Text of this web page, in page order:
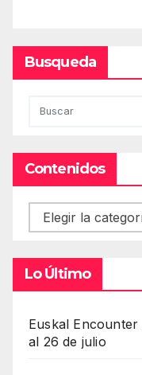
Busqueda
Contenidos
Contenidos
Lo Último
Euskal
al 26 de julio